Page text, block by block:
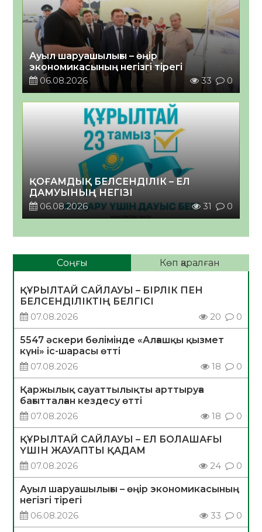
Ауыл шаруашылығы – өңір
экономикасының негізгі тірегі
06.08.2026
33 0
ҚОҒАМДЫҚ БЕЛСЕНДІЛІК – ЕЛ
ДАМУЫНЫҢ НЕГІЗІ
06.08.2026
31 0
Соңғы Көп қаралған
ҚҰРЫЛТАЙ САЙЛАУЫ – БІРЛІК ПЕН
БЕЛСЕНДІЛІКТІҢ БЕЛГІСІ
07.08.2026
20 0
5547 әскери бөлімінде «Алғашқы қызмет
күні» іс-шарасы өтті
07.08.2026
18 0
Қаржылық сауаттылықты арттыруға
бағытталған кездесу өтті
07.08.2026
18 0
ҚҰРЫЛТАЙ САЙЛАУЫ – ЕЛ БОЛАШАҒЫ
ҮШІН ЖАУАПТЫ ҚАДАМ
07.08.2026
24 0
Ауыл шаруашылығы – өңір экономикасының
негізгі тірегі
06.08.2026
33 0